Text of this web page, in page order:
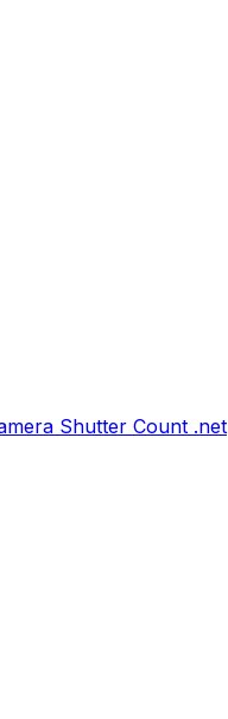
Shutter Count .net